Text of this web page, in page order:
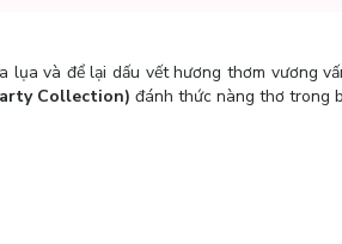
và để lại dấu vết hương thơm vương
Collection) đánh thức nàng thơ trong